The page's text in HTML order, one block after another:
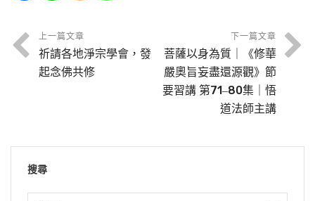
上一篇文章
祈請各地淨宗學會，發
起念佛共修
下一篇文章
菩薩以身為質｜《修華
嚴奧旨妄盡還源觀》節
要習講 第71‒80集｜悟
道法師主講
搜尋